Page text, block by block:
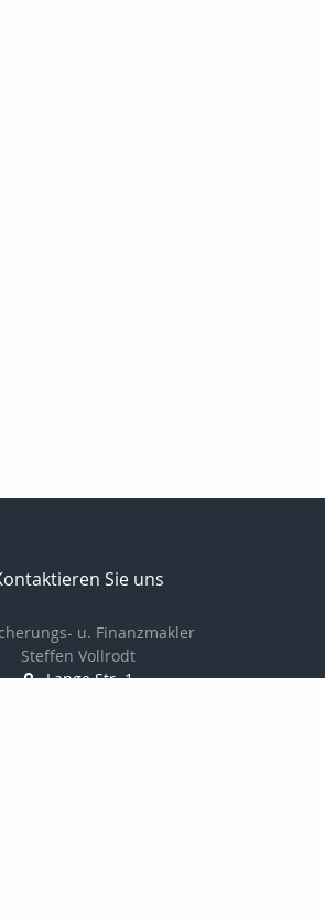
Sie uns
u. Finanzmakler
Steffen Vollrodt
Lange Str. 1